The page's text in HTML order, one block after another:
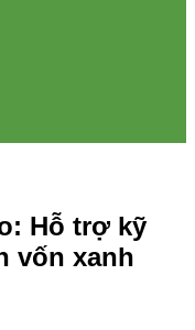
Hỗ trợ kỹ
vốn xanh